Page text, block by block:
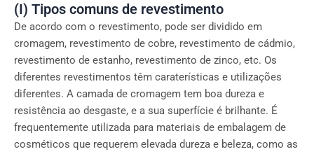
(I) Tipos comuns de revestimento
De acordo com o revestimento, pode ser dividido em
cromagem, revestimento de cobre, revestimento de cádmio,
revestimento de estanho, revestimento de zinco, etc. Os
diferentes revestimentos têm caraterísticas e utilizações
diferentes. A camada de cromagem tem boa dureza e
resistência ao desgaste, e a sua superfície é brilhante. É
frequentemente utilizada para materiais de embalagem de
cosméticos que requerem elevada dureza e beleza, como as